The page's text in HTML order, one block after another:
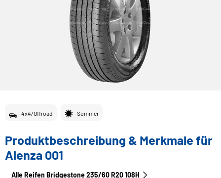
4x4/Offroad Sommer
Produktbeschreibung & Merkmale für
Alenza 001
Alle Reifen Bridgestone 235/60 R20 108H